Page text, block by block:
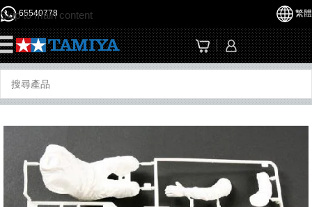
Skip to main content
65540778 繁體